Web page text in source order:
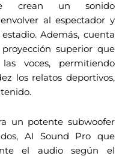
crean un sonido
al espectador y
Además, cuenta
superior que
voces, permitiendo
los relatos deportivos,
un potente subwoofer
AI Sound Pro que
el audio según el